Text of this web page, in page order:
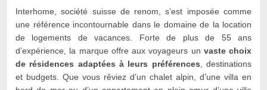
Interhome, société suisse de renom, s’est imposée comme
une référence incontournable dans le domaine de la location
de logements de vacances. Forte de plus de 55 ans
d’expérience, la marque offre aux voyageurs un vaste choix
de résidences adaptées à leurs préférences , destinations
et budgets. Que vous rêviez d’un chalet alpin, d’une villa en